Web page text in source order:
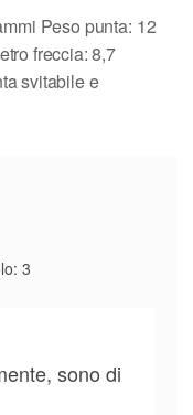
Peso punta: 12
freccia: 8,7
svitabile e
3
sono di